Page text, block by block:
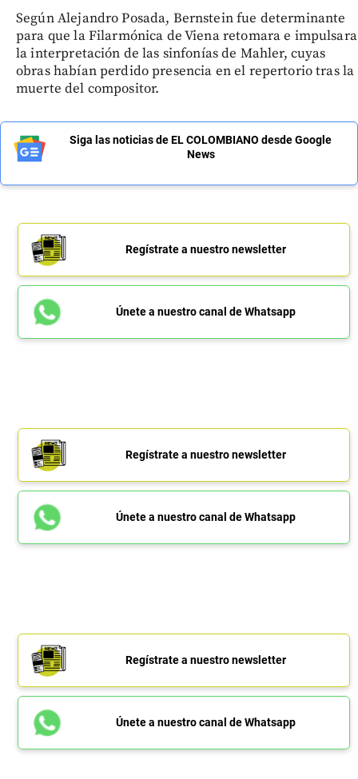
Según Alejandro Posada, Bernstein fue determinante
para que la Filarmónica de Viena retomara e impulsara
la interpretación de las sinfonías de Mahler, cuyas
obras habían perdido presencia en el repertorio tras la
muerte del compositor.
Siga las noticias de EL COLOMBIANO desde Google
News
Regístrate a nuestro newsletter
Únete a nuestro canal de Whatsapp
Regístrate a nuestro newsletter
Únete a nuestro canal de Whatsapp
Regístrate a nuestro newsletter
Únete a nuestro canal de Whatsapp